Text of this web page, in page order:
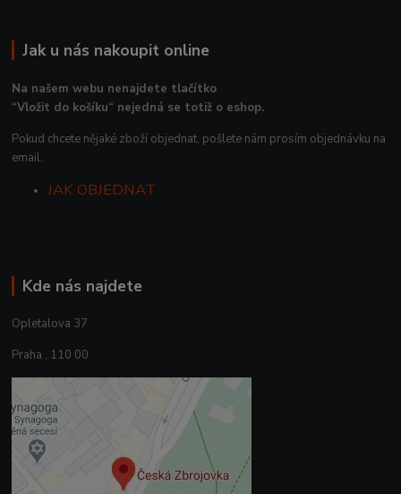
Jak u nás nakoupit online
Na našem webu nenajdete tlačítko
“Vložit do košíku“ nejedná se totiž o eshop.
Pokud chcete nějaké zboží objednat, pošlete nám prosím objednávku na
email.
JAK OBJEDNAT
Kde nás najdete
Opletalova 37
Praha , 110 00